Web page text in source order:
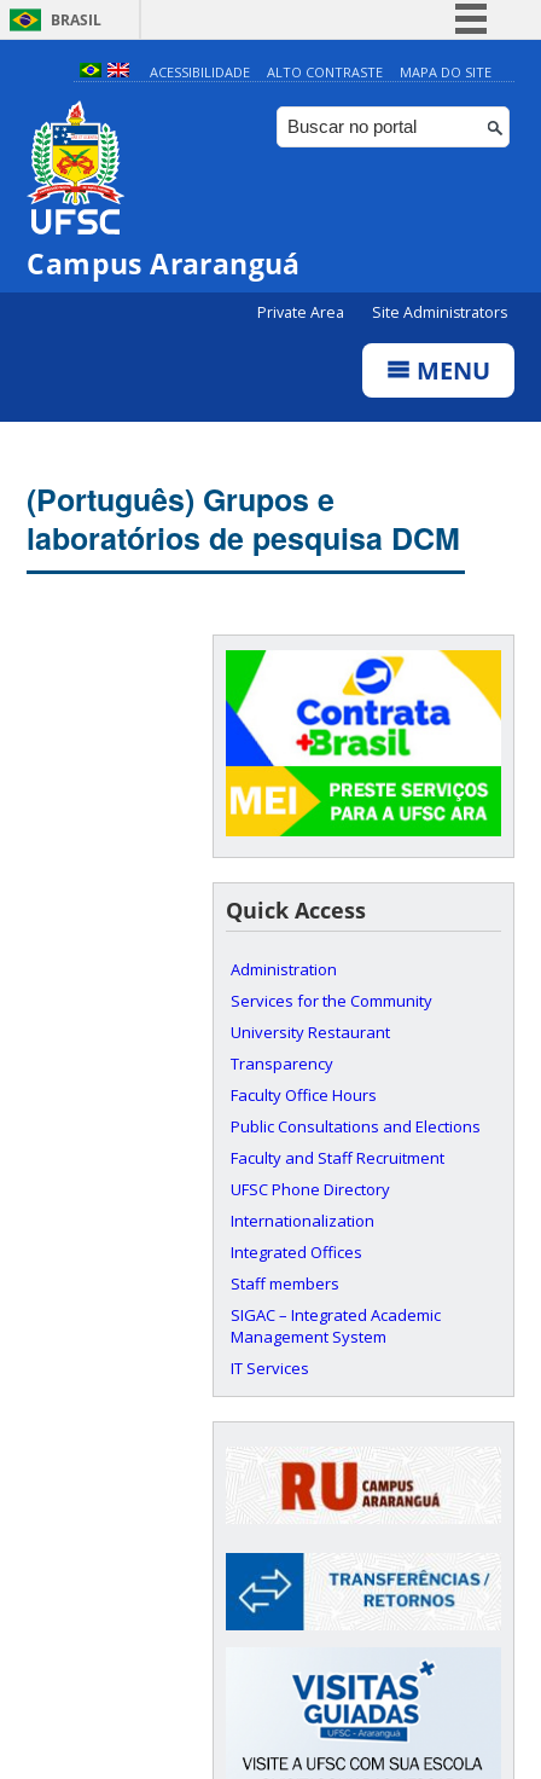
BRASIL
Simplifique!
Comunica BR
Participe
ACESSIBILIDADE ALTO CONTRASTE MAPA DO SITE
Campus Araranguá
Private Area Site Administrators
MENU
(Português) Grupos e
laboratórios de pesquisa DCM
Quick Access
Administration
Services for the Community
University Restaurant
Transparency
Faculty Office Hours
Public Consultations and Elections
Faculty and Staff Recruitment
UFSC Phone Directory
Internationalization
Integrated Offices
Staff members
SIGAC – Integrated Academic
Management System
IT Services